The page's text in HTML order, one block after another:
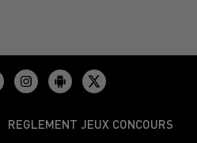
REGLEMENT JEUX CONCOURS